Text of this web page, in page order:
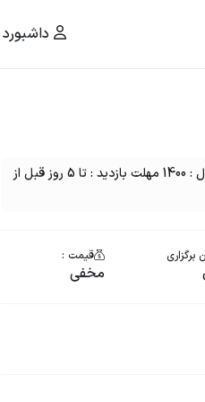
داشبورد
مزایده خودرو یک دستگاه دنا EF7 رنگ : سفید مدل : 1400 مهلت بازدید : تا 5 روز قبل از
برگزاری قیمت :
مخفی